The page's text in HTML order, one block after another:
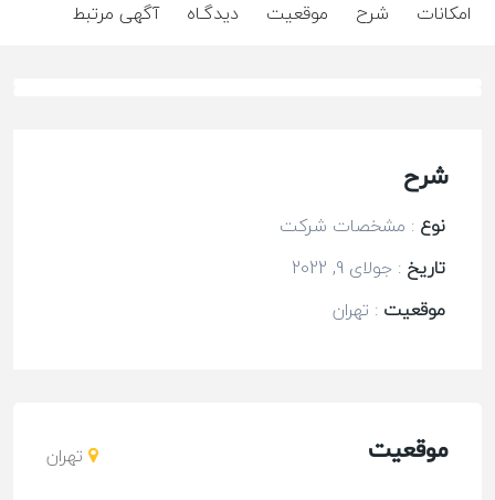
امکانات شرح موقعیت دیدگـاه آگهی مرتبط
شرح
نوع : مشخصات شرکت
تاریخ : جولای 9, 2022
موقعیت : تهران
موقعیت تهران